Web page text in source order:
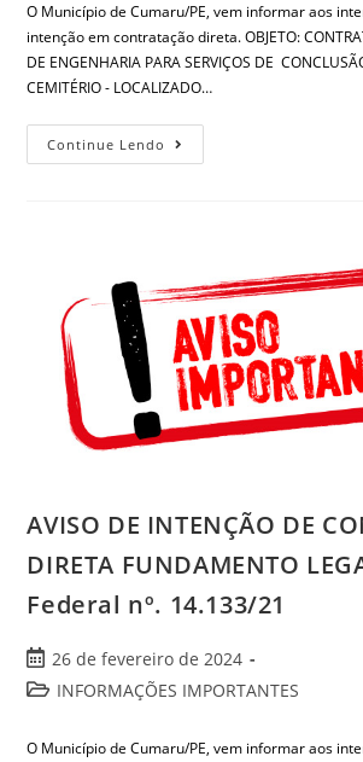
O Município de Cumaru/PE, vem informar aos
intenção em contratação direta. OBJETO:
DE ENGENHARIA PARA SERVIÇOS DE
CEMITÉRIO - LOCALIZADO…
Continue Lendo
AVISO DE INTENÇÃO DE
DIRETA FUNDAMENTO
Federal nº. 14.133/21
26 de fevereiro de 2024
INFORMAÇÕES IMPORTANTES
O Município de Cumaru/PE, vem informar aos